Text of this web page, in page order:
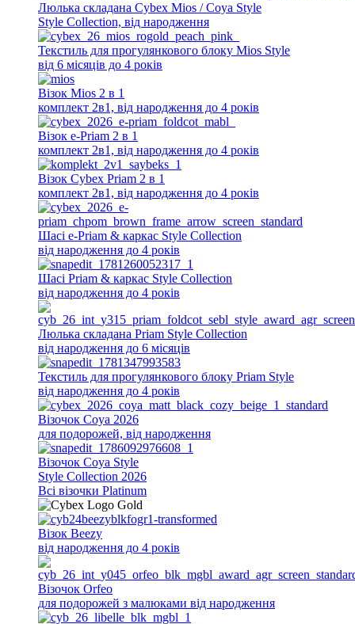
Люлька складана Cybex Mios / Coya Style
Style Collection, від народження
Текстиль для прогулянкового блоку Mios Style
від 6 місяців до 4 років
Візок Mios 2 в 1
комплект 2в1, від народження до 4 років
Візок e-Priam 2 в 1
комплект 2в1, від народження до 4 років
Візок Cybex Priam 2 в 1
комплект 2в1, від народження до 4 років
Шасі e-Priam & каркас Style Collection
від народження до 4 років
Шасі Priam & каркас Style Collection
від народження до 4 років
Люлька складана Priam Style Collection
від народження до 6 місяців
Текстиль для прогулянкового блоку Priam Style
від народження до 4 років
Візочок Coya 2026
для подорожей, від народження
Візочок Coya Style
Style Collection 2026
Всi візочки Platinum
Візок Beezy
від народження до 4 років
Візочок Orfeo
для подорожей з малюками від народження